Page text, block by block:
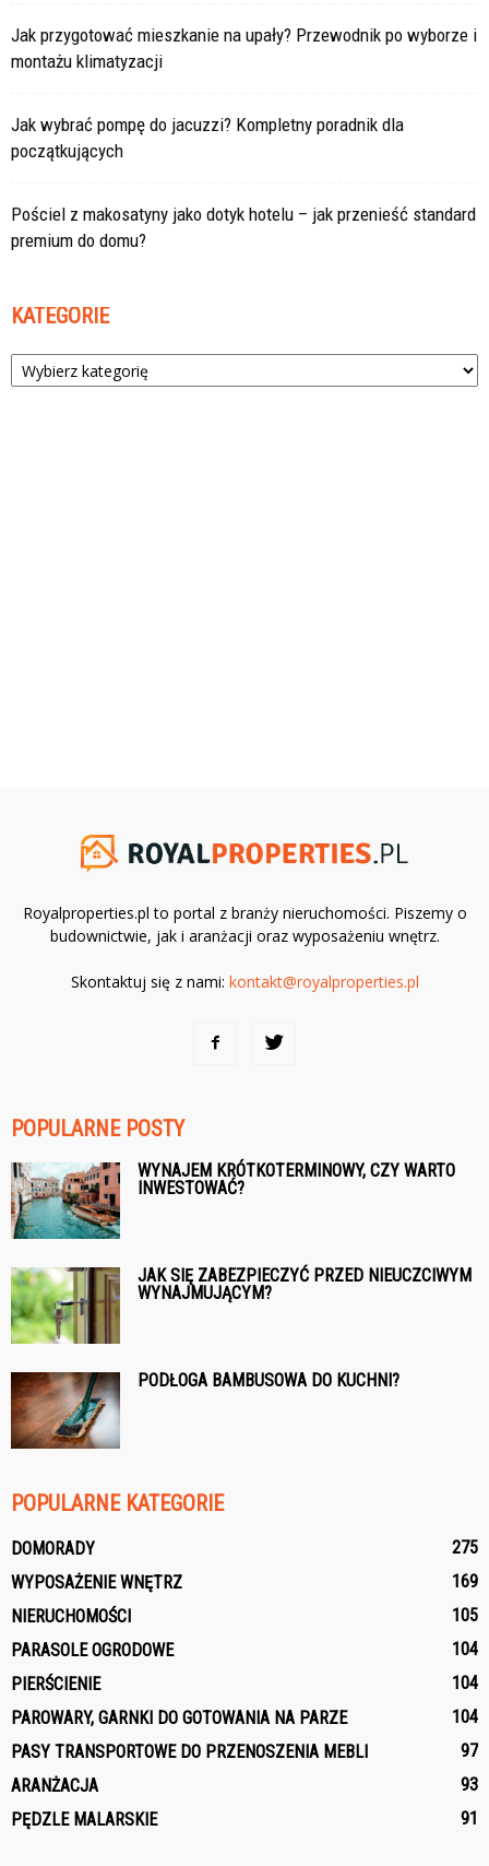
Jak przygotować mieszkanie na upały? Przewodnik po wyborze i
montażu klimatyzacji
Jak wybrać pompę do jacuzzi? Kompletny poradnik dla
początkujących
Pościel z makosatyny jako dotyk hotelu – jak przenieść standard
premium do domu?
KATEGORIE
Kategorie
Royalproperties.pl to portal z branży nieruchomości. Piszemy o
budownictwie, jak i aranżacji oraz wyposażeniu wnętrz.
Skontaktuj się z nami: kontakt@royalproperties.pl
POPULARNE POSTY
WYNAJEM KRÓTKOTERMINOWY, CZY WARTO
INWESTOWAĆ?
JAK SIĘ ZABEZPIECZYĆ PRZED NIEUCZCIWYM
WYNAJMUJĄCYM?
PODŁOGA BAMBUSOWA DO KUCHNI?
POPULARNE KATEGORIE
DOMORADY
275
WYPOSAŻENIE WNĘTRZ
169
NIERUCHOMOŚCI
105
PARASOLE OGRODOWE
104
PIERŚCIENIE
104
PAROWARY, GARNKI DO GOTOWANIA NA PARZE
104
PASY TRANSPORTOWE DO PRZENOSZENIA MEBLI
97
ARANŻACJA
93
PĘDZLE MALARSKIE
91